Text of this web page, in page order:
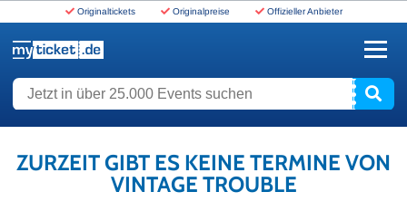
Originaltickets Originalpreise Offizieller Anbieter
Jetzt in über 25.000 Events suchen
ZURZEIT GIBT ES KEINE TERMINE VON
VINTAGE TROUBLE